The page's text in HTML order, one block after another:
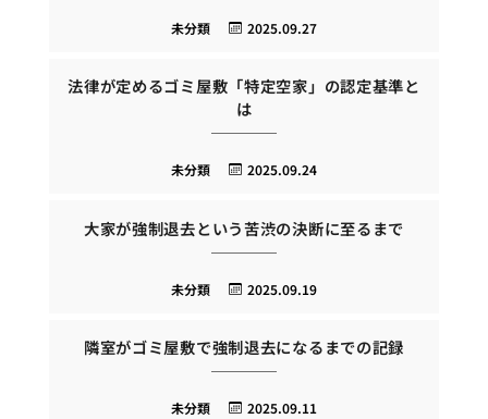
2025.09.27
未分類
法律が定めるゴミ屋敷「特定空家」の認定基準と
は
2025.09.24
未分類
大家が強制退去という苦渋の決断に至るまで
2025.09.19
未分類
隣室がゴミ屋敷で強制退去になるまでの記録
2025.09.11
未分類